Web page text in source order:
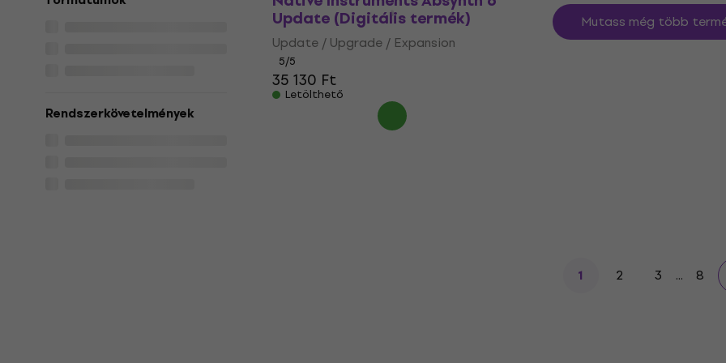
Rendszerkövetelmények
Update (Digitális termék)
Update / Upgrade / Expansion
5/5
35 130 Ft
Letölthető
Mutass még több
1 2 3 ... 8